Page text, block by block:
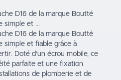
D16 de la marque Boutté
simple et ...
D16 de la marque Boutté
simple et fiable grâce à
Doté d’un écrou mobile, ce
parfaite et une fixation
de plomberie et de